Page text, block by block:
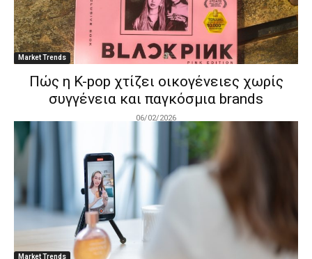
Market Trends
Πώς η K-pop χτίζει οικογένειες χωρίς
συγγένεια και παγκόσμια brands
06/02/2026
Market Trends